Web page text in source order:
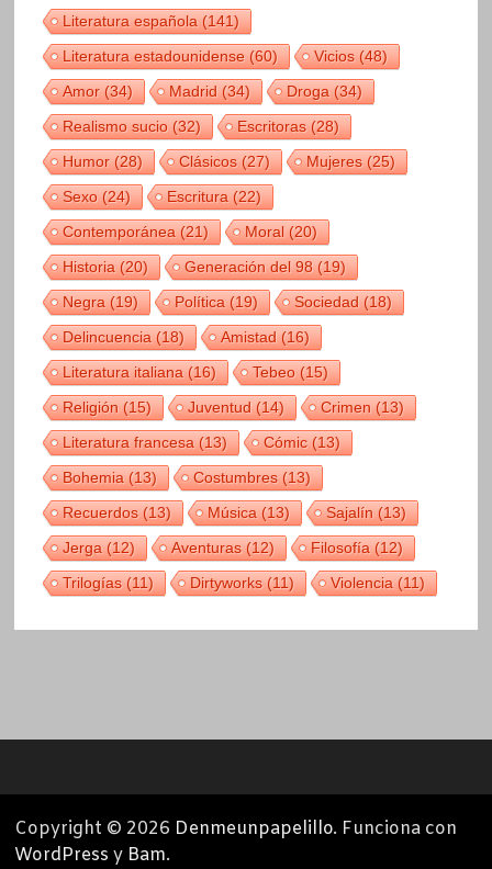
Literatura española(141)
Literatura estadounidense(60) Vicios(48)
Amor(34) Madrid(34) Droga(34)
Realismo sucio(32) Escritoras(28)
Humor(28) Clásicos(27) Mujeres(25)
Sexo(24) Escritura(22)
Contemporánea(21) Moral(20)
Historia(20) Generación del 98(19)
Negra(19) Política(19) Sociedad(18)
Delincuencia(18) Amistad(16)
Literatura italiana(16) Tebeo(15)
Religión(15) Juventud(14) Crimen(13)
Literatura francesa(13) Cómic(13)
Bohemia(13) Costumbres(13)
Recuerdos(13) Música(13) Sajalín(13)
Jerga(12) Aventuras(12) Filosofía(12)
Trilogías(11) Dirtyworks(11) Violencia(11)
Copyright © 2026 Denmeunpapelillo. Funciona con
WordPress y Bam.